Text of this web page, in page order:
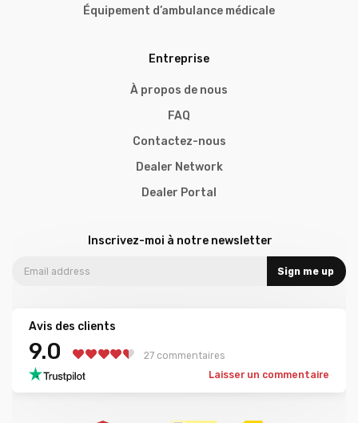
Équipement d’ambulance médicale
Entreprise
À propos de nous
FAQ
Contactez-nous
Dealer Network
Dealer Portal
Inscrivez-moi à notre newsletter
Sign me up
Avis des clients
9.0
27 commentaires
Laisser un commentaire